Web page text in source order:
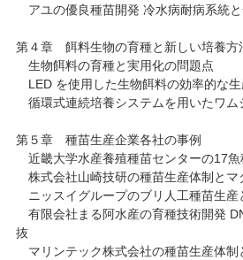
アユの優良種苗開発 冷水病耐病系統
第４章 餌料生物の育種と新しい培養方
生物餌料の育種と実用化の問題点
LED を使用した生物餌料の効率的な
循環式連続培養システムを用いたワム
第５章 種苗生産企業各社の事例
近畿大学水産養殖種苗センターの17魚
株式会社山崎技研の種苗生産体制とマ
ニッスイグループのブリ人工種苗生産
有限会社まる阿水産の育種技術開発
抜
マリンテック株式会社の種苗生産体制